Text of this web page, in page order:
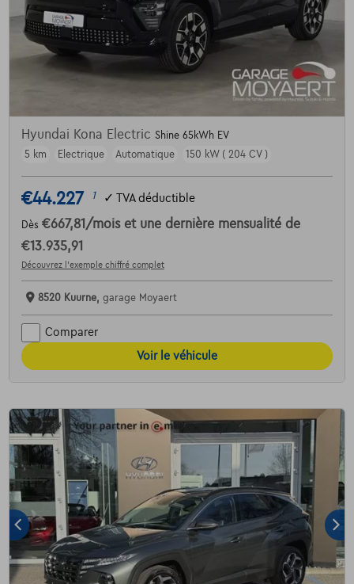
Hyundai Kona Electric Shine 65kWh EV
5 km
Electrique Automatique 150 kW ( 204 CV )
€44.227 1 ✓ TVA déductible
Dès €667,81 /mois et une dernière mensualité de
€13.935,91
Découvrez l’exemple chiffré complet
8520 Kuurne, garage Moyaert
Comparer
Voir le véhicule